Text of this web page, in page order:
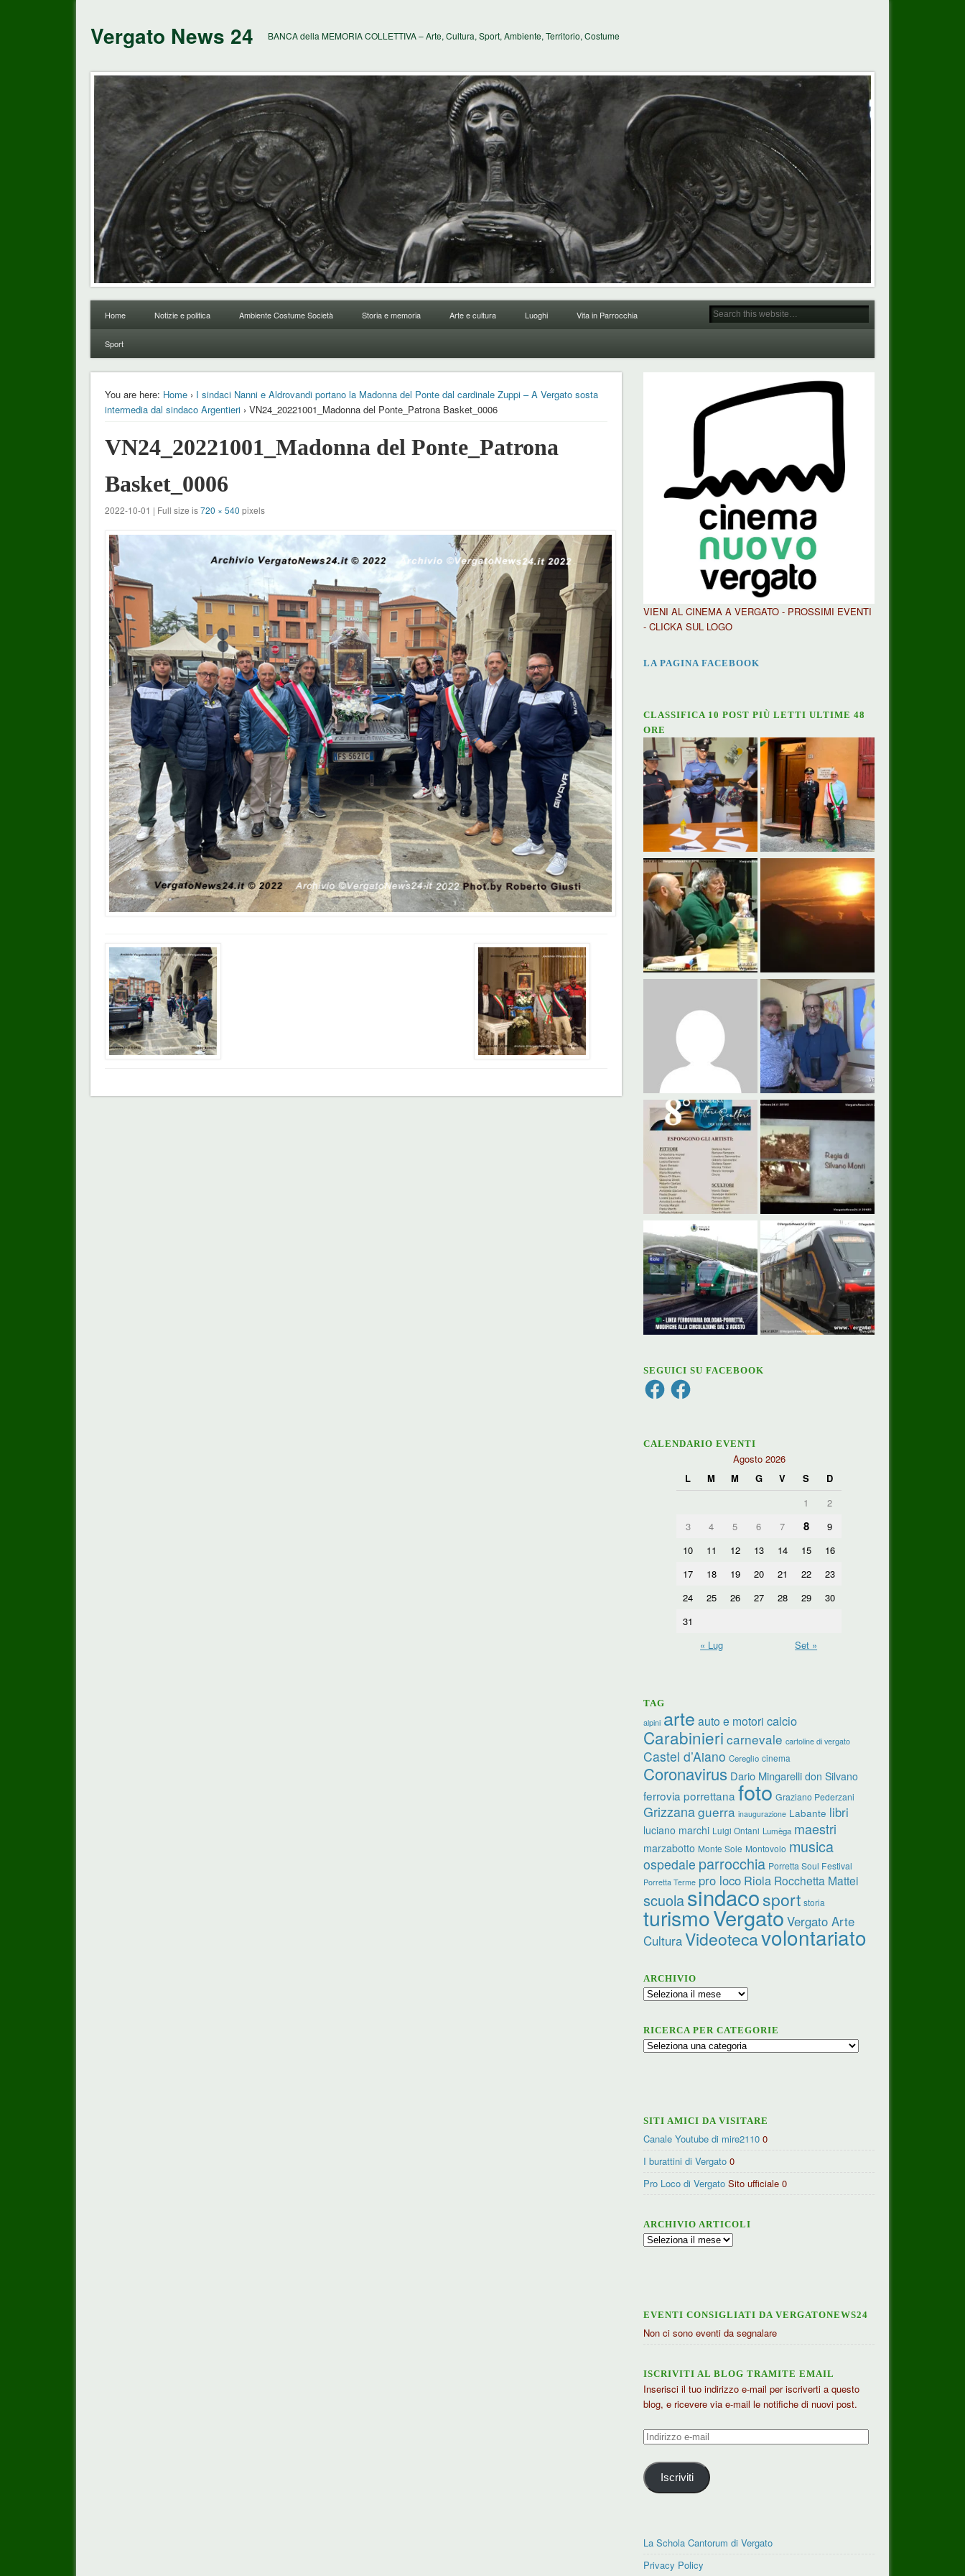
Vergato News 24 BANCA della MEMORIA COLLETTIVA – Arte, Cultura, Sport, Ambiente, Territorio, Costume
Home Notizie e politica Ambiente Costume Società Storia e memoria Arte e cultura Luoghi Vita in Parrocchia
Sport
You are here: Home› I sindaci Nanni e Aldrovandi portano la Madonna del Ponte dal cardinale Zuppi – A Vergato sosta
intermedia dal sindaco Argentieri› VN24_20221001_Madonna del Ponte_Patrona Basket_0006
VN24_20221001_Madonna del Ponte_Patrona
Basket_0006
2022-10-01 | Full size is720 × 540 pixels
VIENI AL CINEMA A VERGATO - PROSSIMI EVENTI
- CLICKA SUL LOGO
LA PAGINA FACEBOOK
CLASSIFICA 10 POST PIÙ LETTI ULTIME 48
ORE
SEGUICI SU FACEBOOK
FacebookFacebook
CALENDARIO EVENTI
Agosto 2026
L
M M G V S
D
1
2
3
4 5 6 7 8
9
10
11 12 13 14 15
16
17
18 19 20 21 22
23
24
25 26 27 28 29
30
31
« Lug
Set »
TAG
alpini arte auto e motori calcio
Carabinieri carnevale cartoline di vergato
Castel d’Aiano Cereglio cinema
Coronavirus Dario Mingarelli don Silvano
ferrovia porrettana foto Graziano Pederzani
Grizzanaguerra inaugurazione Labante libri
luciano marchi Luigi Ontani Lumèga maestri
marzabotto Monte Sole Montovolo musica
ospedale parrocchia Porretta Soul Festival
Porretta Terme pro loco Riola Rocchetta Mattei
scuolasindacosport storia
turismoVergato Vergato Arte
CulturaVideotecavolontariato
ARCHIVIO
Archivio
RICERCA PER CATEGORIE
Ricerca
SITI AMICI DA VISITARE
Canale Youtube di mire2110 0
I burattini di Vergato 0
Pro Loco di Vergato Sito ufficiale 0
ARCHIVIO ARTICOLI
Archivio
EVENTI CONSIGLIATI DA VERGATONEWS24
Non ci sono eventi da segnalare
ISCRIVITI AL BLOG TRAMITE EMAIL
Inserisci il tuo indirizzo e-mail per iscriverti a questo
blog, e ricevere via e-mail le notifiche di nuovi post.
Indirizzo
mail
Iscriviti
La Schola Cantorum di Vergato
Privacy Policy